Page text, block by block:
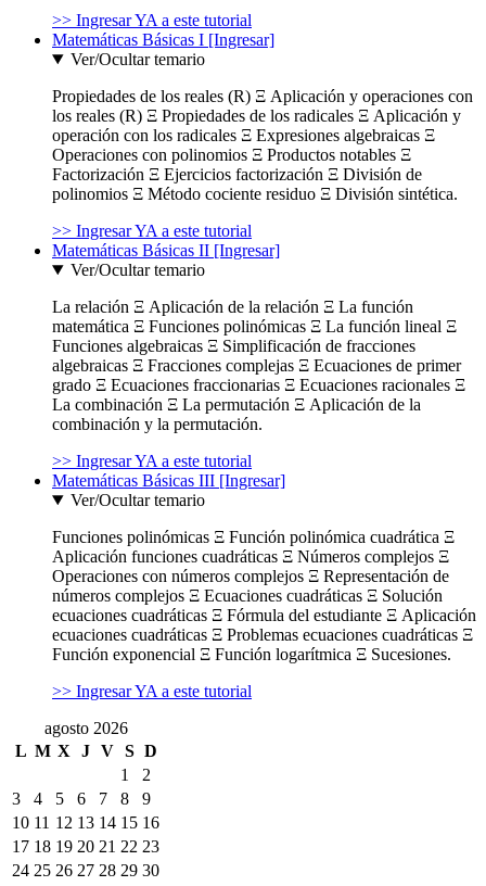
>> Ingresar YA a este tutorial
Matemáticas Básicas I [Ingresar]
Ver/Ocultar temario
Propiedades de los reales (R) Ξ Aplicación y operaciones con
los reales (R) Ξ Propiedades de los radicales Ξ Aplicación y
operación con los radicales Ξ Expresiones algebraicas Ξ
Operaciones con polinomios Ξ Productos notables Ξ
Factorización Ξ Ejercicios factorización Ξ División de
polinomios Ξ Método cociente residuo Ξ División sintética.
>> Ingresar YA a este tutorial
Matemáticas Básicas II [Ingresar]
Ver/Ocultar temario
La relación Ξ Aplicación de la relación Ξ La función
matemática Ξ Funciones polinómicas Ξ La función lineal Ξ
Funciones algebraicas Ξ Simplificación de fracciones
algebraicas Ξ Fracciones complejas Ξ Ecuaciones de primer
grado Ξ Ecuaciones fraccionarias Ξ Ecuaciones racionales Ξ
La combinación Ξ La permutación Ξ Aplicación de la
combinación y la permutación.
>> Ingresar YA a este tutorial
Matemáticas Básicas III [Ingresar]
Ver/Ocultar temario
Funciones polinómicas Ξ Función polinómica cuadrática Ξ
Aplicación funciones cuadráticas Ξ Números complejos Ξ
Operaciones con números complejos Ξ Representación de
números complejos Ξ Ecuaciones cuadráticas Ξ Solución
ecuaciones cuadráticas Ξ Fórmula del estudiante Ξ Aplicación
ecuaciones cuadráticas Ξ Problemas ecuaciones cuadráticas Ξ
Función exponencial Ξ Función logarítmica Ξ Sucesiones.
>> Ingresar YA a este tutorial
agosto 2026
L M X J V S D
1
2
3
4 5 6 7 8
9
10 11 12 13 14 15 16
17 18 19 20 21 22 23
24 25 26 27 28 29 30